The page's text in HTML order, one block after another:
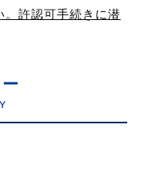
。許認可手続きに潜